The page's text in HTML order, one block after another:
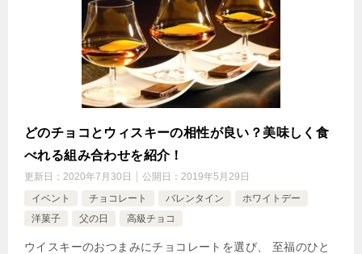
どのチョコとウィスキーの相性が良い？美味しく食
べれる組み合わせを紹介！
更新日： 2020年7月30日 公開日： 2019年5月29日
イベント
チョコレート バレンタイン
ホワイトデー
洋菓子
父の日 高級チョコ
ウイスキーのおつまみにチョコレートを選び、 至福のひと